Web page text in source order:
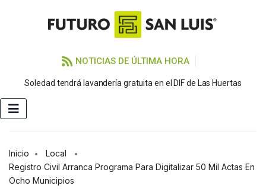
NOTICIAS DE ÚLTIMA HORA
Soledad tendrá lavandería gratuita en el DIF de Las Huertas
Inicio
Local
Registro Civil Arranca Programa Para Digitalizar 50 Mil Actas En
Ocho Municipios